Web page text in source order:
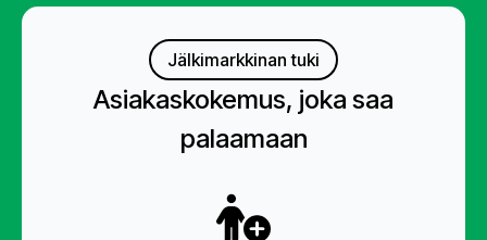
Jälkimarkkinan tuki
Asiakaskokemus, joka saa
palaamaan